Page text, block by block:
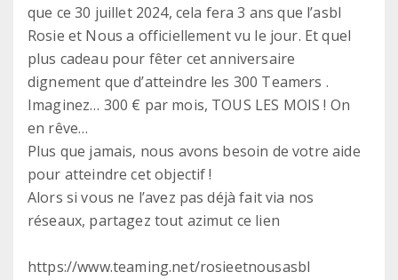
que ce 30 juillet 2024, cela fera 3 ans que l’asbl
Rosie et Nous a officiellement vu le jour. Et quel
plus cadeau pour fêter cet anniversaire
dignement que d’atteindre les 300 Teamers .
Imaginez… 300 € par mois, TOUS LES MOIS ! On
en rêve…
Plus que jamais, nous avons besoin de votre aide
pour atteindre cet objectif !
Alors si vous ne l’avez pas déjà fait via nos
réseaux, partagez tout azimut ce lien
https://www.teaming.net/rosieetnousasbl